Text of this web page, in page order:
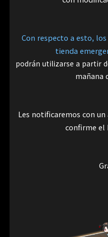
Con respecto a esto,
tienda
podrán utilizarse a partir
mañana
Les notificaremos con
confirme el